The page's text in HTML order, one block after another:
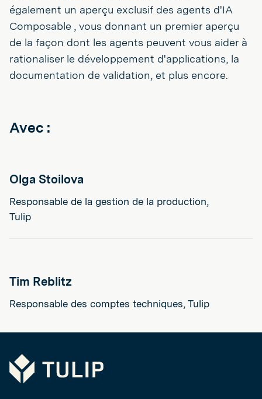
également un aperçu exclusif des agents d'IA
Composable , vous donnant un premier aperçu
de la façon dont les agents peuvent vous aider à
rationaliser le développement d'applications, la
documentation de validation, et plus encore.
Avec :
Olga Stoilova
Responsable de la gestion de la production,
Tulip
Tim Reblitz
Responsable des comptes techniques, Tulip
Tulip